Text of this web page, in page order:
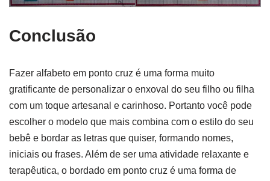
Conclusão
Fazer alfabeto em ponto cruz é uma forma muito
gratificante de personalizar o enxoval do seu filho ou filha
com um toque artesanal e carinhoso. Portanto você pode
escolher o modelo que mais combina com o estilo do seu
bebê e bordar as letras que quiser, formando nomes,
iniciais ou frases. Além de ser uma atividade relaxante e
terapêutica, o bordado em ponto cruz é uma forma de